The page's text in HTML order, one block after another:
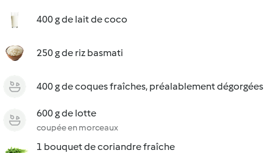
400 g de lait de coco
250 g de riz basmati
400 g de coques fraîches, préalablement dégorgées
600 g de lotte
coupée en morceaux
1 bouquet de coriandre fraîche